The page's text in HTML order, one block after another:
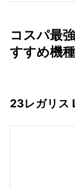
コスパ最
すすめ機
23レガリス